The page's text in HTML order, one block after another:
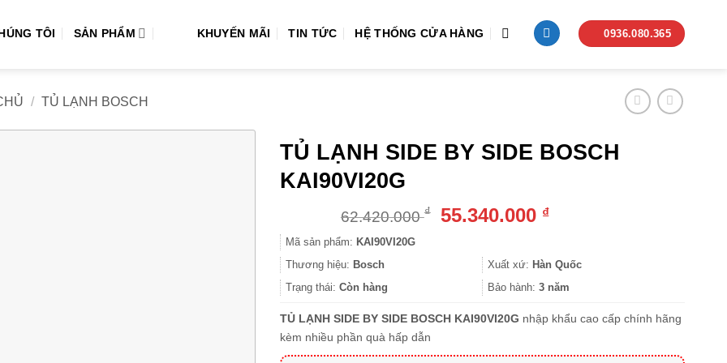
TÔI SẢN PHẨM KHUYẾN MÃI TIN TỨC HỆ THỐNG CỬA HÀNG 0936.080.365
/ TỦ LẠNH BOSCH
TỦ LẠNH SIDE BY SIDE BOSCH
KAI90VI20G
62.420.000₫
Giá
62.420.000 ₫.
55.340.000 ₫Giá
là:
55.340.000 ₫.
Mã sản phẩm: KAI90VI20G
Thương hiệu: Bosch Xuất xứ: Hàn Quốc
Trạng thái: Còn hàng Bảo hành:3 năm
TỦ LẠNH SIDE BY SIDE BOSCH KAI90VI20G nhập khẩu cao cấp chính hãng
kèm nhiều phần quà hấp dẫn